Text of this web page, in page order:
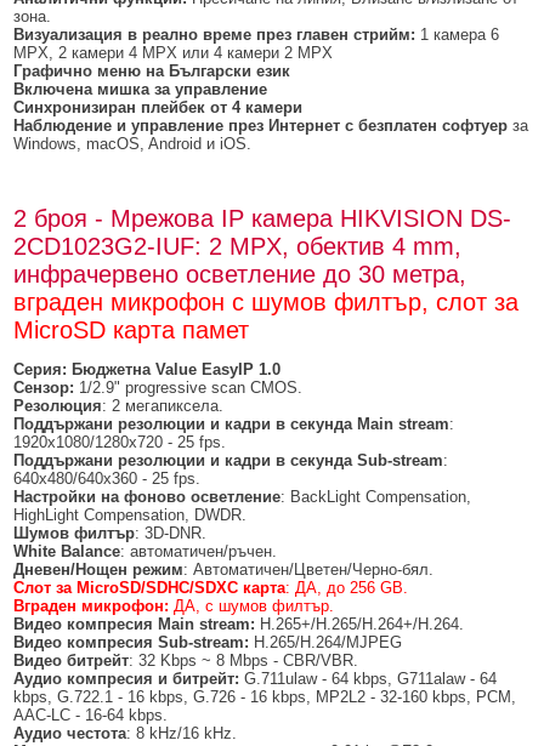
зона.
Визуализация в реално време през главен стрийм: 1 камера 6
MPX, 2 камери 4 MPX или 4 камери 2 MPX
Графично меню на Български език
Включена мишка за управление
Синхронизиран плейбек от 4 камери
Наблюдение и управление през Интернет с безплатен софтуерза
Windows, macOS, Android и iOS.
2 броя - Мрежова IP камера HIKVISION DS-
2CD1023G2-IUF: 2 MPX, обектив 4 mm,
инфрачервено осветление до 30 метра,
вграден микрофон с шумов филтър, слот за
MicroSD карта памет
Серия: БюджетнаValue EasyIP1.0
Сензор: 1/2.9" progressive scan CMOS.
Резолюция: 2 мегапиксела.
Поддържани резолюции и кадри в секунда Main stream:
1920x1080/1280x720 - 25 fps.
Поддържани резолюции и кадри в секундаSub-stream:
640x480/640x360 - 25 fps.
Настройки на фоново осветление: BackLight Compensation,
HighLight Compensation, DWDR.
Шумов филтър: 3D-DNR.
White Balance: автоматичен/ръчен.
Дневен/Нощен режим: Автоматичен/Цветен/Черно-бял.
Слот за MicroSD/SDHC/SDXC карта: ДА, до 256 GB.
Вграден микрофон: ДА, с шумов филтър.
Видео компресия Main stream: H.265+/H.265/H.264+/H.264.
Видео компресияSub-stream: H.265/H.264/MJPEG
Видео битрейт: 32 Kbps ~ 8 Mbps - CBR/VBR.
Аудио компресия и битрейт: G.711ulaw - 64 kbps, G711alaw - 64
kbps, G.722.1 - 16 kbps, G.726 - 16 kbps, MP2L2 - 32-160 kbps, PCM,
AAC-LC - 16-64 kbps.
Аудио честота: 8 kHz/16 kHz.